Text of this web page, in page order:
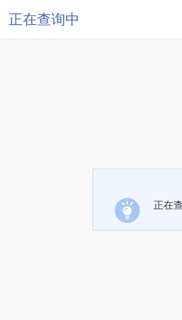
正在查询中
正在